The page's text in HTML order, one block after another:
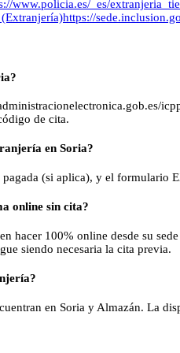
www.policia.es/_es/
https://
de cita.
en Soria?
pagada (si aplica), y el
online sin cita?
hacer 100% online desde su
siendo necesaria la cita previa.
en Soria y Almazán. La